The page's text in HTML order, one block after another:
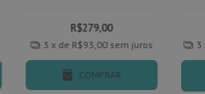
R$279,00
3 x de R$93,00 sem juros
COMPRAR
3